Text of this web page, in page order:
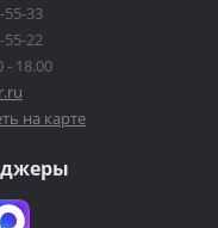
55-33
55-22
- 18.00
на карте